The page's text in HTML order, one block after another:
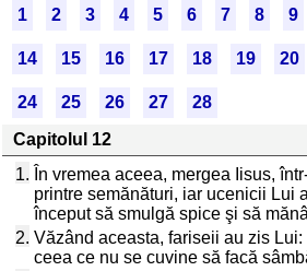
1 2 3 4 5 6 7 8 9
14 15 16 17 18 19 20
24 25 26 27
28
Capitolul 12
1. În vremea aceea, mergea Iisus,
printre semănături, iar ucenicii Lui
început să smulgă spice şi să
2. Văzând aceasta, fariseii au zis
ceea ce nu se cuvine să facă